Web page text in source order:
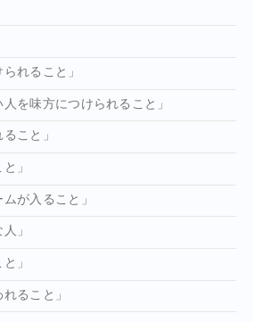
れること」
を味方につけられること」
こと」
」
が入ること」
」
」
ること」